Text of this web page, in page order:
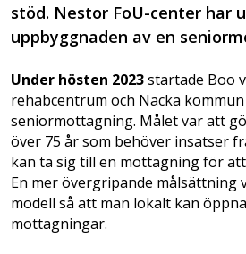
stöd. Nestor FoU-center har
uppbyggnaden av en
Under hösten 2023startade Boo
rehabcentrum och Nacka
seniormottagning. Målet var att
över 75 år som behöver insatser
kan ta sig till en mottagning för
En mer övergripande målsättning
modell så att man lokalt kan
mottagningar.